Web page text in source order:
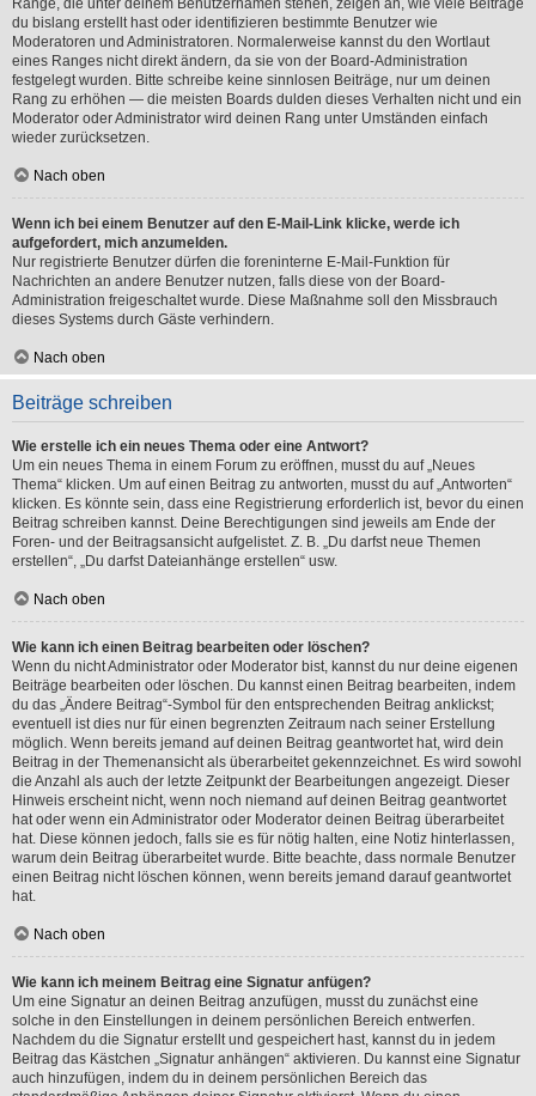
du bislang erstellt hast oder identifizieren bestimmte Benutzer wie
Moderatoren und Administratoren. Normalerweise kannst du den Wortlaut
eines Ranges nicht direkt ändern, da sie von der Board-Administration
festgelegt wurden. Bitte schreibe keine sinnlosen Beiträge, nur um deinen
Rang zu erhöhen — die meisten Boards dulden dieses Verhalten nicht und ein
Moderator oder Administrator wird deinen Rang unter Umständen einfach
wieder zurücksetzen.
Nach oben
Wenn ich bei einem Benutzer auf den E-Mail-Link klicke, werde ich
aufgefordert, mich anzumelden.
Nur registrierte Benutzer dürfen die foreninterne E-Mail-Funktion für
Nachrichten an andere Benutzer nutzen, falls diese von der Board-
Administration freigeschaltet wurde. Diese Maßnahme soll den Missbrauch
dieses Systems durch Gäste verhindern.
Nach oben
Beiträge schreiben
Wie erstelle ich ein neues Thema oder eine Antwort?
Um ein neues Thema in einem Forum zu eröffnen, musst du auf „Neues
Thema“ klicken. Um auf einen Beitrag zu antworten, musst du auf „Antworten“
klicken. Es könnte sein, dass eine Registrierung erforderlich ist, bevor du einen
Beitrag schreiben kannst. Deine Berechtigungen sind jeweils am Ende der
Foren- und der Beitragsansicht aufgelistet. Z. B. „Du darfst neue Themen
erstellen“, „Du darfst Dateianhänge erstellen“ usw.
Nach oben
Wie kann ich einen Beitrag bearbeiten oder löschen?
Wenn du nicht Administrator oder Moderator bist, kannst du nur deine eigenen
Beiträge bearbeiten oder löschen. Du kannst einen Beitrag bearbeiten, indem
du das „Ändere Beitrag“-Symbol für den entsprechenden Beitrag anklickst;
eventuell ist dies nur für einen begrenzten Zeitraum nach seiner Erstellung
möglich. Wenn bereits jemand auf deinen Beitrag geantwortet hat, wird dein
Beitrag in der Themenansicht als überarbeitet gekennzeichnet. Es wird sowohl
die Anzahl als auch der letzte Zeitpunkt der Bearbeitungen angezeigt. Dieser
Hinweis erscheint nicht, wenn noch niemand auf deinen Beitrag geantwortet
hat oder wenn ein Administrator oder Moderator deinen Beitrag überarbeitet
hat. Diese können jedoch, falls sie es für nötig halten, eine Notiz hinterlassen,
warum dein Beitrag überarbeitet wurde. Bitte beachte, dass normale Benutzer
einen Beitrag nicht löschen können, wenn bereits jemand darauf geantwortet
hat.
Nach oben
Wie kann ich meinem Beitrag eine Signatur anfügen?
Um eine Signatur an deinen Beitrag anzufügen, musst du zunächst eine
solche in den Einstellungen in deinem persönlichen Bereich entwerfen.
Nachdem du die Signatur erstellt und gespeichert hast, kannst du in jedem
Beitrag das Kästchen „Signatur anhängen“ aktivieren. Du kannst eine Signatur
auch hinzufügen, indem du in deinem persönlichen Bereich das